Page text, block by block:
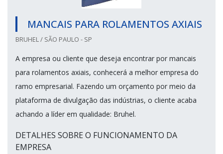
MANCAIS PARA ROLAMENTOS AXIAIS
BRUHEL / SÃO PAULO - SP
A empresa ou cliente que deseja encontrar por mancais
para rolamentos axiais, conhecerá a melhor empresa do
ramo empresarial. Fazendo um orçamento por meio da
plataforma de divulgação das indústrias, o cliente acaba
achando a líder em qualidade: Bruhel.
DETALHES SOBRE O FUNCIONAMENTO DA
EMPRESA